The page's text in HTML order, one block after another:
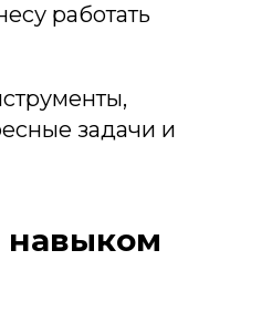
работать
задачи и
навыком